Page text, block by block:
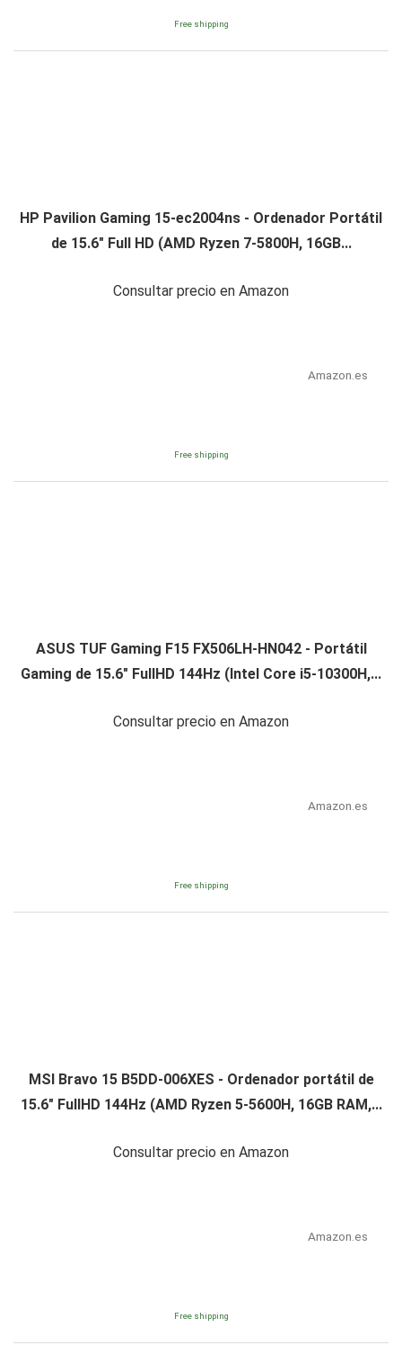
Free shipping
HP Pavilion Gaming 15-ec2004ns - Ordenador Portátil
de 15.6" Full HD (AMD Ryzen 7-5800H, 16GB...
Consultar precio en Amazon
Amazon.es
Free shipping
ASUS TUF Gaming F15 FX506LH-HN042 - Portátil
Gaming de 15.6" FullHD 144Hz (Intel Core i5-10300H,...
Consultar precio en Amazon
Amazon.es
Free shipping
MSI Bravo 15 B5DD-006XES - Ordenador portátil de
15.6" FullHD 144Hz (AMD Ryzen 5-5600H, 16GB RAM,...
Consultar precio en Amazon
Amazon.es
Free shipping